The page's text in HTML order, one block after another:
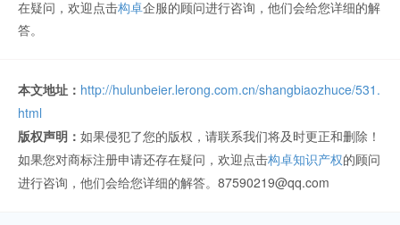
在疑问，欢迎点击构卓企服的顾问进行咨询，他们会给您详细的解
答。
本文地址： http://hulunbeier.lerong.com.cn/shangbiaozhuce/531.
html
版权声明： 如果侵犯了您的版权，请联系我们将及时更正和删除！
如果您对商标注册申请还存在疑问，欢迎点击构卓知识产权的顾问
进行咨询，他们会给您详细的解答。87590219@qq.com